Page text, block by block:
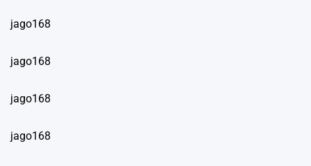
jago168
jago168
jago168
jago168